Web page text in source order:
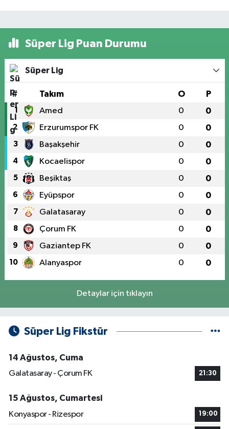
Süper Lig Puan Durumu
Süper Lig
# Takım O P
1 Amed 0 0
2 Erzurumspor FK 0 0
3 Başakşehir 0 0
4 Kocaelispor 0 0
5 Beşiktaş 0 0
6 Eyüpspor 0 0
7 Galatasaray 0 0
8 Çorum FK 0 0
9 Gaziantep FK 0 0
10 Alanyaspor 0 0
Detaylar için tıklayın
Süper Lig Fikstür
14 Ağustos, Cuma
Galatasaray - Çorum FK
21:30
15 Ağustos, Cumartesi
Konyaspor - Rizespor
19:00